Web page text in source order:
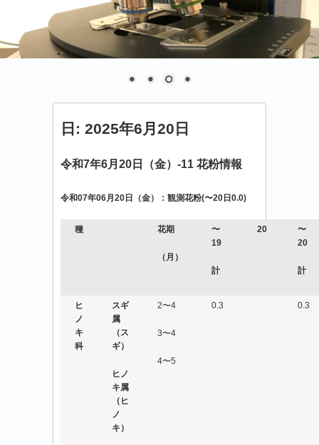
日: 2025年6月20日
令和7年6月20日（金）-11 花粉情報
令和07年06月20日（金）：観測花粉(〜20日0.0)
種 花期
（月）
〜
19
計
20
〜
20
計
ヒ
ノ
キ
科
スギ
属
（ス
ギ）
ヒノ
キ属
（ヒ
ノ
キ）
2〜4
3〜4
4〜5
0.3 0.3